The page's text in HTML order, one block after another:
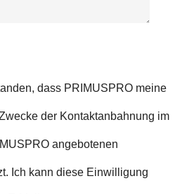
dass PRIMUSPRO meine
der Kontaktanbahnung im
angebotenen
Ich kann diese Einwilligung